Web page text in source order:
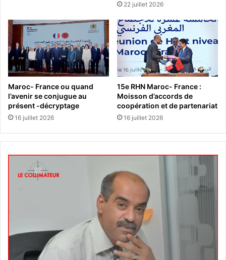
22 juillet 2026
Maroc- France ou quand
l’avenir se conjugue au
présent -décryptage
16 juillet 2026
15e RHN Maroc- France :
Moisson d’accords de
coopération et de partenariat
16 juillet 2026